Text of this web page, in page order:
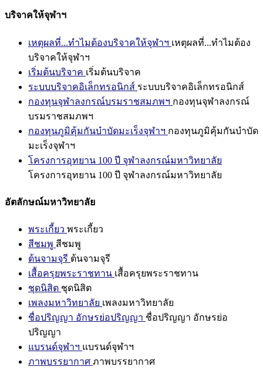
บริจาคให้จุฬาฯ
เหตุผลที่...ทำไมต้องบริจาคให้จุฬาฯ เหตุผลที่...ทำไมต้อง
บริจาคให้จุฬาฯ
เริ่มต้นบริจาค เริ่มต้นบริจาค
ระบบบริจาคอิเล็กทรอนิกส์ ระบบบริจาคอิเล็กทรอนิกส์
กองทุนจุฬาลงกรณ์บรมราชสมภพฯ กองทุนจุฬาลงกรณ์
บรมราชสมภพฯ
กองทุนภูมิคุ้มกันบำบัดมะเร็งจุฬาฯ กองทุนภูมิคุ้มกันบำบัด
มะเร็งจุฬาฯ
โครงการอุทยาน 100 ปี จุฬาลงกรณ์มหาวิทยาลัย
โครงการอุทยาน 100 ปี จุฬาลงกรณ์มหาวิทยาลัย
อัตลักษณ์มหาวิทยาลัย
พระเกี้ยว พระเกี้ยว
สีชมพู สีชมพู
ต้นจามจุรี ต้นจามจุรี
เสื้อครุยพระราชทาน เสื้อครุยพระราชทาน
ชุดนิสิต ชุดนิสิต
เพลงมหาวิทยาลัย เพลงมหาวิทยาลัย
ชื่อปริญญา อักษรย่อปริญญา ชื่อปริญญา อักษรย่อ
ปริญญา
แบรนด์จุฬาฯ แบรนด์จุฬาฯ
ภาพบรรยากาศ ภาพบรรยากาศ